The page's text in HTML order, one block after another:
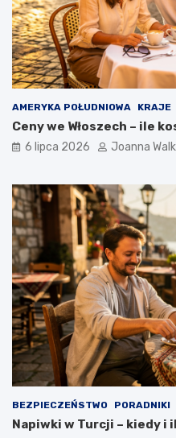
AMERYKA POŁUDNIOWA KRAJE
Ceny we Włoszech – ile
6 lipca 2026 Joanna
BEZPIECZEŃSTWO PORADNIKI
Napiwki w Turcji – kiedy i